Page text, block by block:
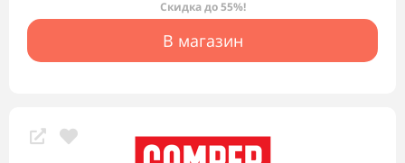
Скидка до 55%!
В магазин